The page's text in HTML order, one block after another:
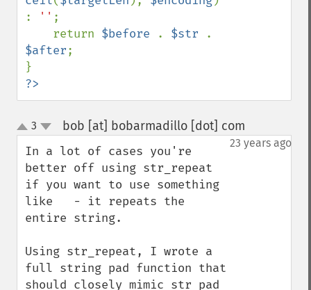
:
'' ;
    return
$before . $str
$after;
?>
up
down
3 bob [at] bobarmadillo [dot] com
23 years ago
In a lot of cases you're
better off using str_repeat
if you want to use something
like   - it repeats the
entire string.
Using str_repeat, I wrote a
full string pad function that
should closely mimic str_pad